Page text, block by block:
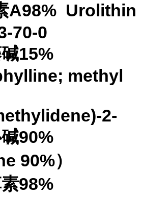
A98% Urolithin
70-0
15%
methyl
2-
90%
90%）
98%